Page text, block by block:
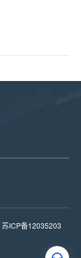
苏ICP备12035203